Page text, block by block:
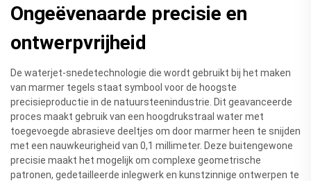
Ongeëvenaarde precisie en
ontwerpvrijheid
De waterjet-snedetechnologie die wordt gebruikt bij het maken
van marmer tegels staat symbool voor de hoogste
precisieproductie in de natuursteenindustrie. Dit geavanceerde
proces maakt gebruik van een hoogdrukstraal water met
toegevoegde abrasieve deeltjes om door marmer heen te snijden
met een nauwkeurigheid van 0,1 millimeter. Deze buitengewone
precisie maakt het mogelijk om complexe geometrische
patronen, gedetailleerde inlegwerk en kunstzinnige ontwerpen te